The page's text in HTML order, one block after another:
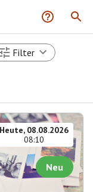
Filter
Heute, 08.08.2026
08:10
Neu